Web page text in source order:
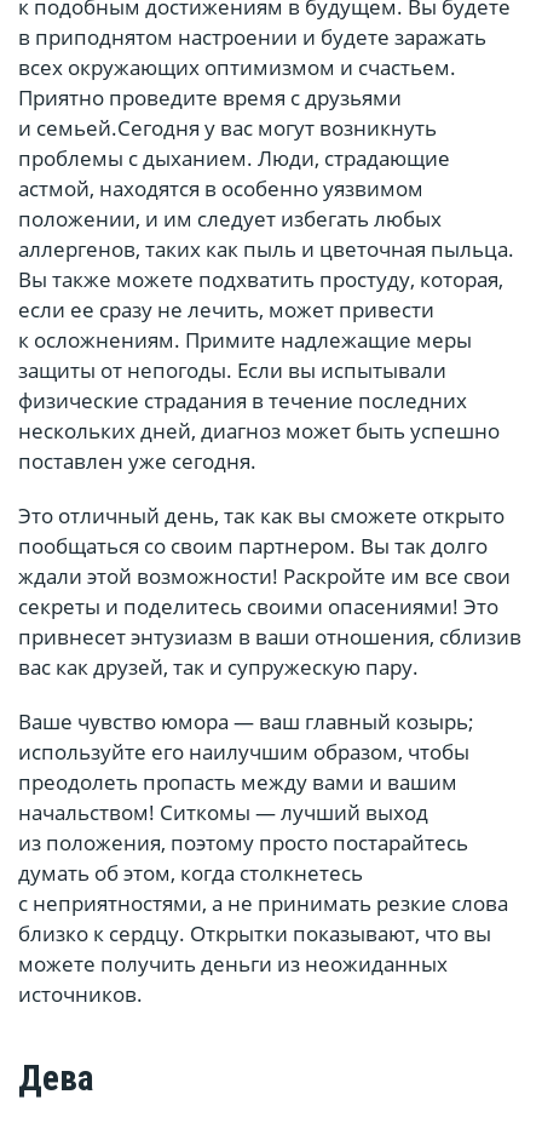
к подобным достижениям в будущем. Вы будете
в приподнятом настроении и будете заражать
всех окружающих оптимизмом и счастьем.
Приятно проведите время с друзьями
и семьей.Сегодня у вас могут возникнуть
проблемы с дыханием. Люди, страдающие
астмой, находятся в особенно уязвимом
положении, и им следует избегать любых
аллергенов, таких как пыль и цветочная пыльца.
Вы также можете подхватить простуду, которая,
если ее сразу не лечить, может привести
к осложнениям. Примите надлежащие меры
защиты от непогоды. Если вы испытывали
физические страдания в течение последних
нескольких дней, диагноз может быть успешно
поставлен уже сегодня.
Это отличный день, так как вы сможете открыто
пообщаться со своим партнером. Вы так долго
ждали этой возможности! Раскройте им все свои
секреты и поделитесь своими опасениями! Это
привнесет энтузиазм в ваши отношения, сблизив
вас как друзей, так и супружескую пару.
Ваше чувство юмора — ваш главный козырь;
используйте его наилучшим образом, чтобы
преодолеть пропасть между вами и вашим
начальством! Ситкомы — лучший выход
из положения, поэтому просто постарайтесь
думать об этом, когда столкнетесь
с неприятностями, а не принимать резкие слова
близко к сердцу. Открытки показывают, что вы
можете получить деньги из неожиданных
источников.
Дева